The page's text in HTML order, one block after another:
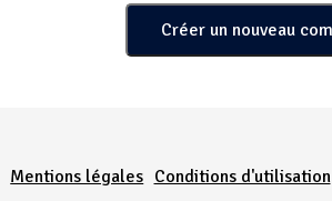
Mentions légales Conditions d'utilisation